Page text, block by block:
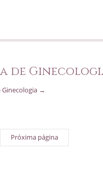
de
Ginecologia →
Próxima página